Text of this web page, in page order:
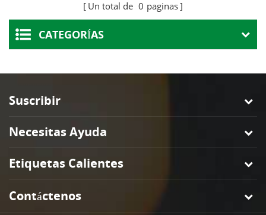
Un total de 0 paginas
CATEGORÍAS
Suscribir
Necesitas Ayuda
Etiquetas Calientes
Contáctenos